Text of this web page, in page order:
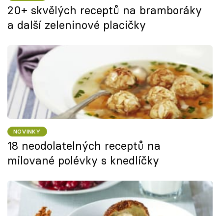
20+ skvělých receptů na bramboráky
a další zeleninové placičky
NOVINKY
18 neodolatelných receptů na
milované polévky s knedlíčky